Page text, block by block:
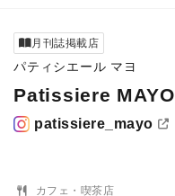
月刊誌掲載店
パティシエール マヨ
Patissiere MAYO
patissiere_mayo
カフェ・喫茶店